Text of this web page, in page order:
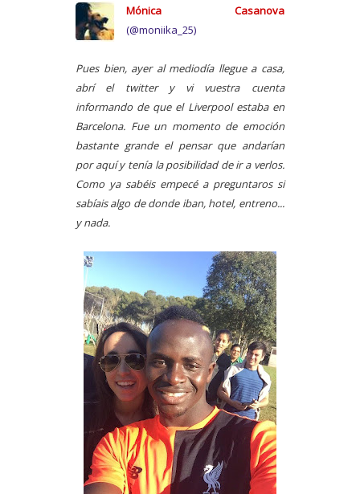
Mónica Casanova
(@moniika_25)
Pues bien, ayer al mediodía llegue a casa,
abrí el twitter y vi vuestra cuenta
informando de que el Liverpool estaba en
Barcelona. Fue un momento de emoción
bastante grande el pensar que andarían
por aquí y tenía la posibilidad de ir a verlos.
Como ya sabéis empecé a preguntaros si
sabíais algo de donde iban, hotel, entreno...
y nada.